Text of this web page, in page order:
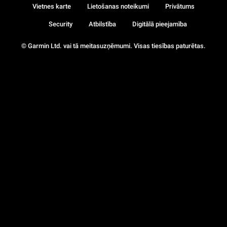
© Garmin Ltd. vai tā meitasuzņēmumi. Visas tiesības paturētas.
Vietnes karte Lietošanas noteikumi Privātums
Security Atbilstība Digitālā pieejamība